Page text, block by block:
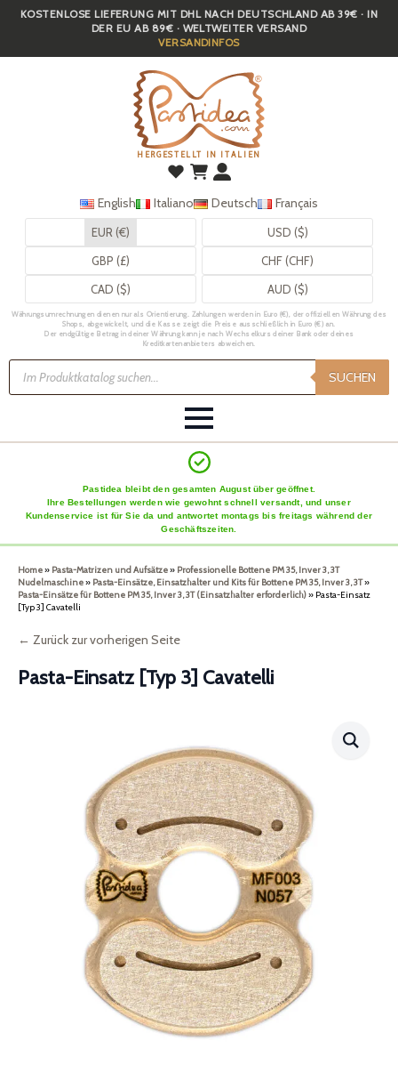
Skip
KOSTENLOSE LIEFERUNG MIT DHL NACH DEUTSCHLAND AB 39€ · IN
DER EU AB 89€ · WELTWEITER VERSAND
VERSANDINFOS
HERGESTELLT IN ITALIEN
English Italiano Deutsch Français
EUR (€)
USD ($)
GBP (£)
CHF (CHF)
CAD ($)
AUD ($)
Währungsumrechnungen dienen nur als Orientierung. Zahlungen werden in Euro (€), der offiziellen Währung des
Shops, abgewickelt, und die Kasse zeigt die Preise ausschließlich in Euro (€) an.
Der endgültige Betrag in deiner Währung kann je nach Wechselkurs deiner Bank oder deines
Kreditkartenanbieters abweichen.
Products
search SUCHEN
Pastidea bleibt den gesamten August über geöffnet.
Ihre Bestellungen werden wie gewohnt schnell versandt, und unser
Kundenservice ist für Sie da und antwortet montags bis freitags während der
Geschäftszeiten.
Home» Pasta-Matrizen und Aufsätze» Professionelle Bottene PM 35, Inver 3, 3T
Nudelmaschine» Pasta-Einsätze, Einsatzhalter und Kits für Bottene PM 35, Inver 3, 3T»
Pasta-Einsätze für Bottene PM 35, Inver 3, 3T (Einsatzhalter erforderlich)» Pasta-Einsatz
[Typ 3] Cavatelli
← Zurück zur vorherigen Seite
Pasta-Einsatz [Typ 3] Cavatelli